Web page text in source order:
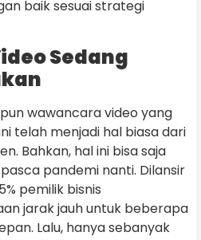
baik sesuai strategi
Sedang
wawancara video yang
telah menjadi hal biasa dari
Bahkan, hal ini bisa saja
pandemi nanti. Dilansir
pemilik bisnis
jarak jauh untuk beberapa
Lalu, hanya sebanyak